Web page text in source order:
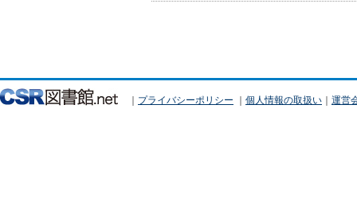
｜ プライバシーポリシー ｜ 個人情報の取扱い ｜ 運営